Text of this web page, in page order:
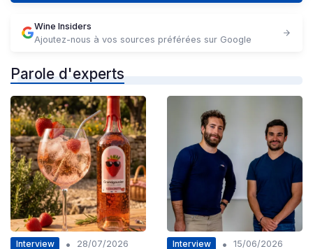
Wine Insiders
Ajoutez-nous à vos sources préférées sur Google
Parole d'experts
Interview •
28/07/2026
Interview •
15/06/2026